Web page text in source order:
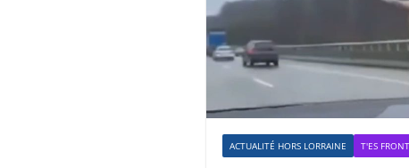
ACTUALITÉ HORS LORRAINE T'ES